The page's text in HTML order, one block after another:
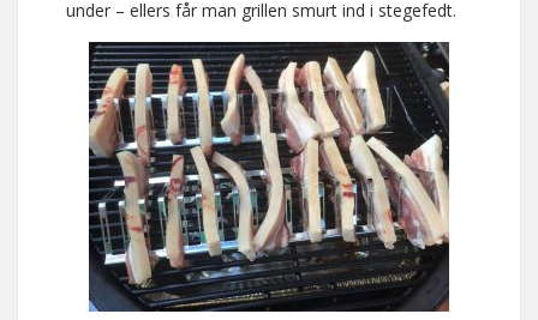
under – ellers får man grillen smurt ind i stegefedt.